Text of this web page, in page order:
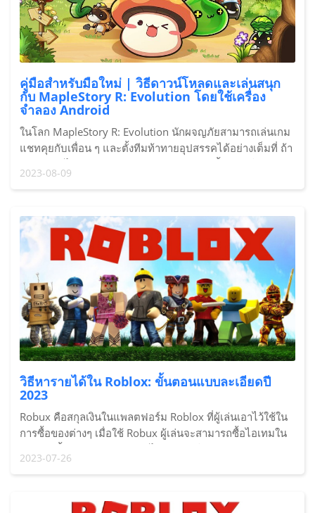
คู่มือสำหรับมือใหม่ | วิธีดาวน์โหลดและเล่นสนุก
กับ MapleStory R: Evolution โดยใช้เครื่อง
จำลอง Android
ในโลก MapleStory R: Evolution นักผจญภัยสามารถเล่นเกม
แชทคุยกับเพื่อน ๆ และตั้งทีมท้าทายอุปสรรคได้อย่างเต็มที่ ถ้า
ได้สนุกกับการเล่น MapleStory R: Evolution ด้วย Redfinger
2023-08-09
วิธีหารายได้ใน Roblox: ขั้นตอนแบบละเอียดปี
2023
Robux คือสกุลเงินในแพลตฟอร์ม Roblox ที่ผู้เล่นเอาไว้ใช้ใน
การซื้อของต่างๆ เมื่อใช้ Robux ผู้เล่นจะสามารถซื้อไอเทมใน
เกมและซื้อบริการ Premium ได้ วิธีหลักในการหา Robux คือ
การไปที่เว็บไซต์ Roblox และผู้ค้าปลีกที่ผ่านการรับรองบางคน
2023-07-26